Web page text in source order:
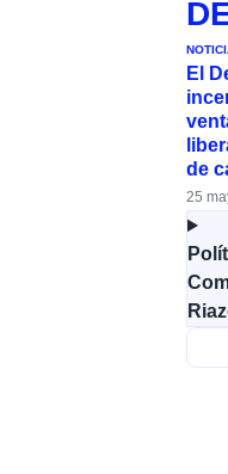
El
de
25